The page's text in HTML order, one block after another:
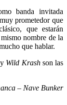
banda invitada
prometedor que
que estarán
nombre de la
que hablar.
Wild Krashson las
– Nave Bunker